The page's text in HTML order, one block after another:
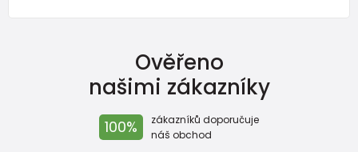
Skladem
kalhoty sportovní outdoorové, podšité fleezovou podšívkou,
Skladem
Ověřeno
našimi zákazníky
100%
zákazníků doporučuje
náš obchod